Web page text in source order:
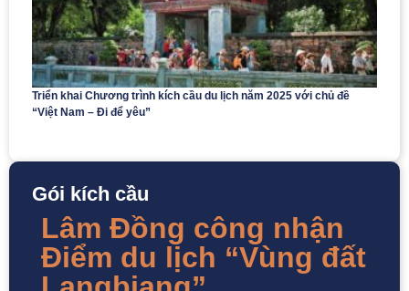
Triển khai Chương trình kích cầu du lịch năm 2025 với chủ đề
“Việt Nam – Đi để yêu”
Gói kích cầu
Lâm Đồng công nhận
Điểm du lịch “Vùng đất